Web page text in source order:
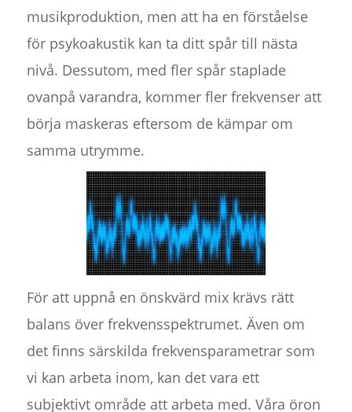
musikproduktion, men att ha en förståelse
för psykoakustik kan ta ditt spår till nästa
nivå. Dessutom, med fler spår staplade
ovanpå varandra, kommer fler frekvenser att
börja maskeras eftersom de kämpar om
samma utrymme.
För att uppnå en önskvärd mix krävs rätt
balans över frekvensspektrumet. Även om
det finns särskilda frekvensparametrar som
vi kan arbeta inom, kan det vara ett
subjektivt område att arbeta med. Våra öron